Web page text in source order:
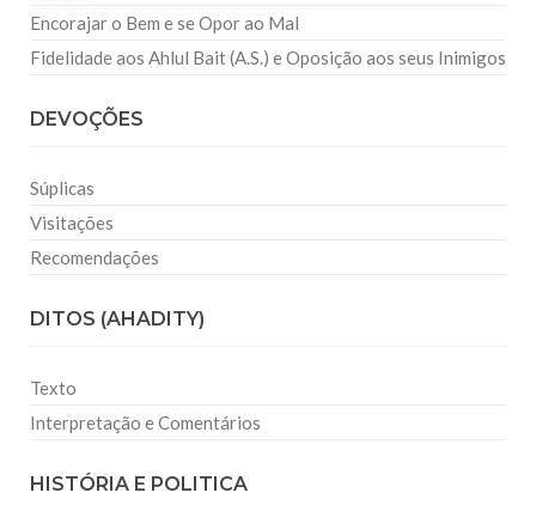
Encorajar o Bem e se Opor ao Mal
Fidelidade aos Ahlul Bait (A.S.) e Oposição aos seus Inimigos
DEVOÇÕES
Súplicas
Visitações
Recomendações
DITOS (AHADITY)
Texto
Interpretação e Comentários
HISTÓRIA E POLITICA